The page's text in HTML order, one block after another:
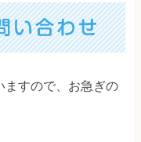
ますので、お急ぎの